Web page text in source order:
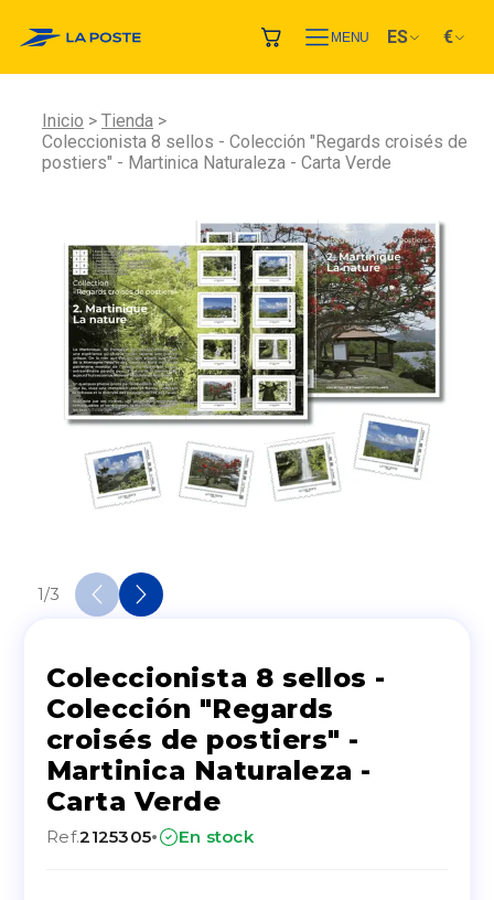
MENU ES €
Inicio
Tienda
Coleccionista 8 sellos - Colección "Regards croisés de
postiers" - Martinica Naturaleza - Carta Verde
1/3
Coleccionista 8 sellos -
Colección "Regards
croisés de postiers" -
Martinica Naturaleza -
Carta Verde
Ref.2125305· En stock